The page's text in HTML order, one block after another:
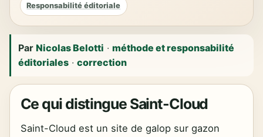
Responsabilité éditoriale
ParNicolas Belotti ·méthode et responsabilité
éditoriales ·correction
Ce qui distingue Saint-Cloud
Saint-Cloud est un site de galop sur gazon